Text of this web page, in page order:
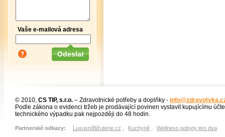
Vaše e-mailová adresa
© 2010, CS TIP, s.r.o. – Zdravotnické potřeby a doplňky -
Podle zákona o evidenci tržeb je prodávající povinen vystavit kupujícímu
technického výpadku pak nejpozději do 48 hodin.
Partnerské odkazy: LuxusníBižuterie.cz Kuchyně Wellness pobyty pro dva